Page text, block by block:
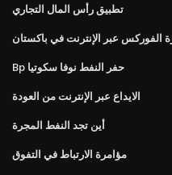
تطبيق رأس المال التجاري
الفوركس عبر الإنترنت في باكستان
Bp حفر النفط نوفا سكوتيا
الايداع عبر الإنترنت من العودة
أين تجد النفط المجرة
مؤامرة الارتباط في التفوق